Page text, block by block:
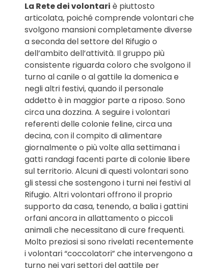
La Rete dei volontari è piuttosto
articolata, poiché comprende volontari che
svolgono mansioni completamente diverse
a seconda del settore del Rifugio o
dell’ambito dell’attività. Il gruppo più
consistente riguarda coloro che svolgono il
turno al canile o al gattile la domenica e
negli altri festivi, quando il personale
addetto è in maggior parte a riposo. Sono
circa una dozzina. A seguire i volontari
referenti delle colonie feline, circa una
decina, con il compito di alimentare
giornalmente o più volte alla settimana i
gatti randagi facenti parte di colonie libere
sul territorio. Alcuni di questi volontari sono
gli stessi che sostengono i turni nei festivi al
Rifugio. Altri volontari offrono il proprio
supporto da casa, tenendo, a balia i gattini
orfani ancora in allattamento o piccoli
animali che necessitano di cure frequenti.
Molto preziosi si sono rivelati recentemente
i volontari “coccolatori” che intervengono a
turno nei vari settori del gattile per